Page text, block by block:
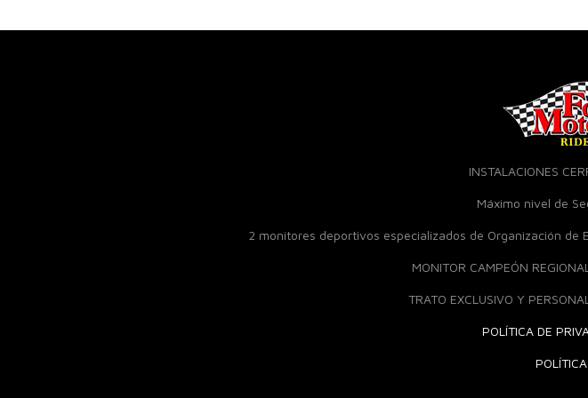
INSTALACIONES
Máximo nivel de
2 monitores deportivos especializados de Organización
MONITOR CAMPEÓN
TRATO EXCLUSIVO Y
POLÍTICA DE